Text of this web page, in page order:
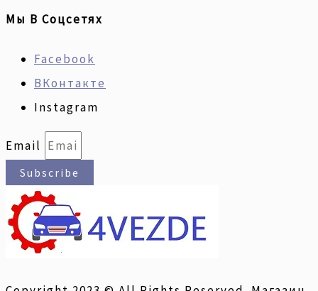
Мы В Соцсетях
Facebook
ВКонтакте
Instagram
Email
Subscribe